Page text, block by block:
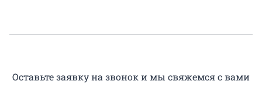
Оставьте заявку на звонок и мы свяжемся с вами